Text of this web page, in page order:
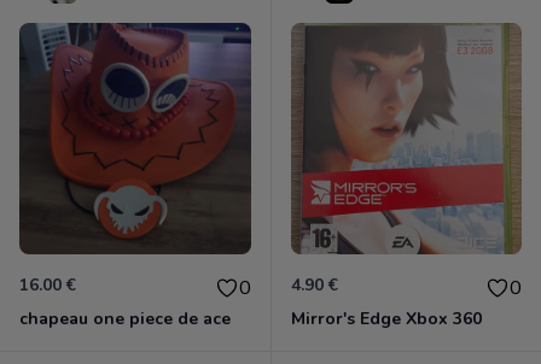
16.00 € 0
chapeau one piece de ace
4.90 € 0
Mirror's Edge Xbox 360